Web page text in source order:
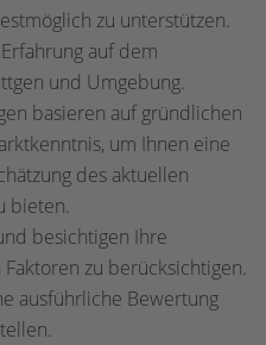
zu unterstützen.
auf dem
und Umgebung.
basieren auf gründlichen
um Ihnen eine
des aktuellen
bieten.
besichtigen Ihre
zu berücksichtigen.
ausführliche Bewertung